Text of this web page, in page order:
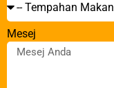
Mesej